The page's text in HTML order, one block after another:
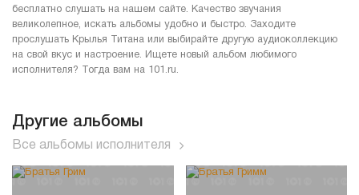
бесплатно слушать на нашем сайте. Качество звучания
великолепное, искать альбомы удобно и быстро. Заходите
прослушать Крылья Титана или выбирайте другую аудиоколлекцию
на свой вкус и настроение. Ищете новый альбом любимого
исполнителя? Тогда вам на 101.ru.
Другие альбомы
Все альбомы исполнителя